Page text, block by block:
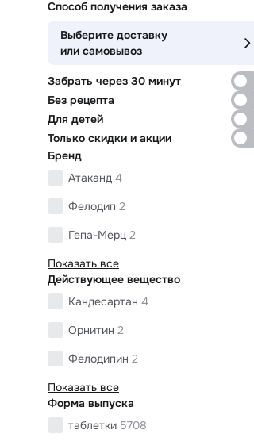
Способ получения заказа
Выберите доставку
или самовывоз
Забрать через 30 минут
Без рецепта
Для детей
Только скидки и акции
Бренд
Атаканд 4
Фелодип 2
Гепа-Мерц 2
Показать все
Действующее вещество
Кандесартан 4
Орнитин 2
Фелодипин 2
Показать все
Форма выпуска
таблетки 5708